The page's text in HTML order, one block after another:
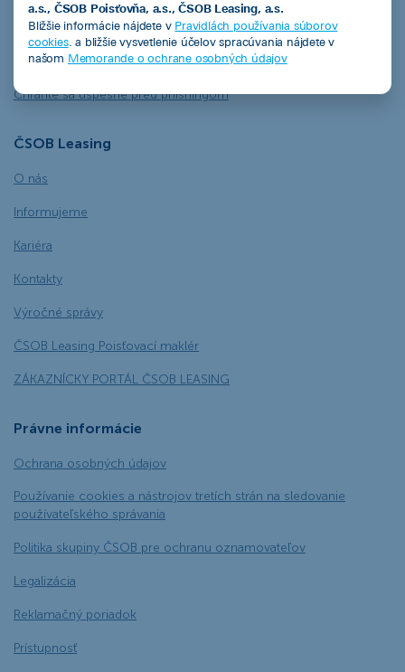
Krátky slovník lízingového jazyka
Informácie k platbám vopred v súvislosti s kontrolným výkazom
DPH
Chráňte sa úspešne pred phishingom
ČSOB Leasing
O nás
Informujeme
Kariéra
Kontakty
Výročné správy
ČSOB Leasing Poisťovací maklér
ZÁKAZNÍCKY PORTÁL ČSOB LEASING
Právne informácie
Ochrana osobných údajov
Používanie cookies a nástrojov tretích strán na sledovanie
používateľského správania
Politika skupiny ČSOB pre ochranu oznamovateľov
Legalizácia
Reklamačný poriadok
Prístupnosť
a.s., ČSOB Poisťovňa, a.s., ČSOB Leasing, a.s.
Bližšie informácie nájdete v Pravidlách používania súborov
cookies. a bližšie vysvetlenie účelov spracúvania nájdete v
našom Memorande o ochrane osobných údajov